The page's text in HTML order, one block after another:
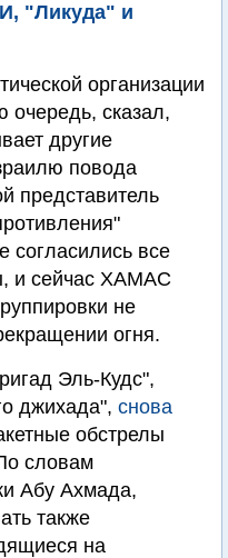
"Ликуда" и
организации
сказал,
другие
повода
представитель
согласились все
и сейчас ХАМАС
не
огня.
Эль-Кудс",
джихада", снова
обстрелы
словам
Абу Ахмада,
также
на